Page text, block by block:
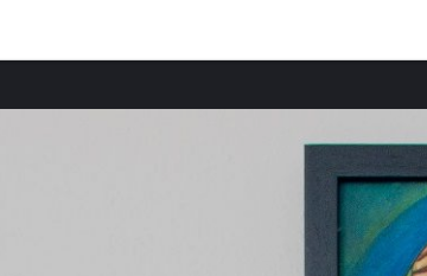
Apartamentos en Condado de Hillsborough provincia
Apartamentos en Condado de Lee provincia
Apartamentos en Condado de Broward provincia
Apartamentos en Condado de Miami-Dade provincia
Apartamentos en Condado de Fulton provincia
Apartamentos en Condado de Filadelfia provincia